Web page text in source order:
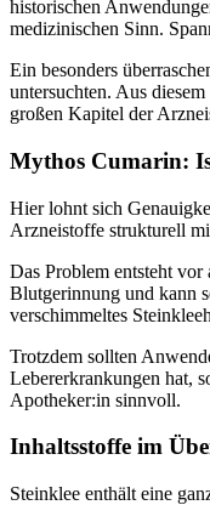
historischen
medizinischen Sinn.
Ein besonders
untersuchten. Aus
großen Kapitel der
Mythos Cumarin:
Hier lohnt sich
Arzneistoffe strukturell
Das Problem entsteht
Blutgerinnung und kann
verschimmeltes
Trotzdem sollten
Lebererkrankungen hat,
Apotheker:in sinnvoll.
Inhaltsstoffe im
Steinklee enthält eine